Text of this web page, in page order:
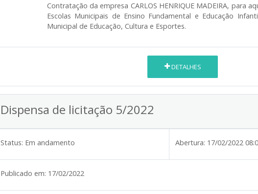
Contratação da empresa CARLOS HENRIQUE MADEIRA, para
Escolas Municipais de Ensino Fundamental e Educação
Municipal de Educação, Cultura e Esportes.
DETALHES
Dispensa de licitação 5/2022
Status: Em andamento Abertura: 17/02/2022
Publicado em: 17/02/2022